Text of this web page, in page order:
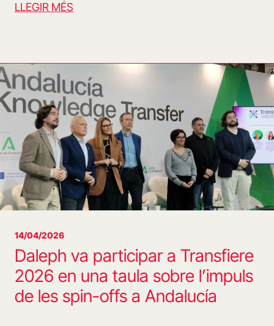
LLEGIR MÉS
14/04/2026
Daleph va participar a Transfiere
2026 en una taula sobre l’impuls
de les spin-offs a Andalucía